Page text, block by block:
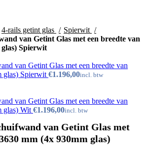
4-rails getint glas
Spierwit
van Getint Glas met een breedte van
Spierwit
van Getint Glas met een breedte van
glas) Spierwit
van Getint Glas met een breedte van
glas) Wit
van Getint Glas met
mm (4x 930mm glas)